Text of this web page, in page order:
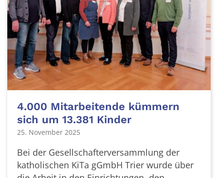
4.000 Mitarbeitende kümmern
sich um 13.381 Kinder
25. November 2025
Bei der Gesellschafterversammlung der
katholischen KiTa gGmbH Trier wurde über